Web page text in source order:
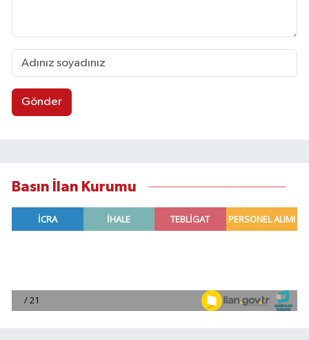
Gönder
Basın İlan Kurumu